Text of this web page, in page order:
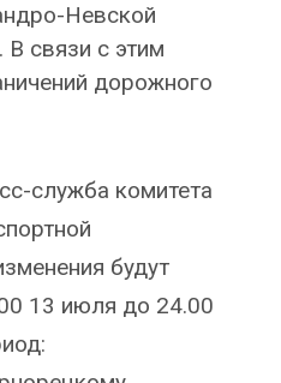
Невской
связи с этим
дорожного
служба комитета
будут
13 июля до 24.00